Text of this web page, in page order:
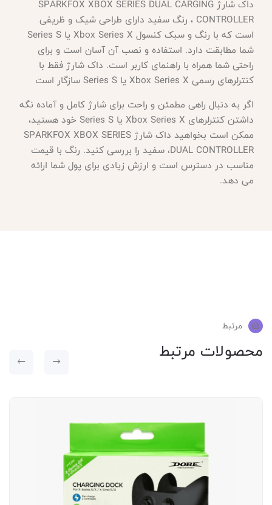
داک شارژSPARKFOX XBOX SERIES DUAL CARGING
CONTROLLER ، رنگ سفید دارای طراحی شیک و ظریفی
است که با رنگ و سبک کنسول Xbox Series X یا Series S
شما مطابقت دارد. استفاده و نصب آن آسان است و برای
راحتی شما همراه با راهنمای کاربر است. داک شارژ فقط با
کنترلرهای رسمی Xbox Series X یا Series S سازگار است
اگر به دنبال راهی مطمئن و راحت برای شارژ کامل و آماده نگه
داشتن کنترلرهای
Xbox Series X یا Series S خود هستید،
ممکن است بخواهید داک شارژ SPARKFOX XBOX SERIES
DUAL CONTROLLER، سفید را بررسی کنید. رنگ با قیمت
مناسب در دسترس است و ارزش زیادی برای پول شما ارائه
می دهد.
مرتبط
محصولات مرتبط